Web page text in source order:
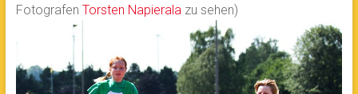
Fotografen Torsten Napieralazu sehen)